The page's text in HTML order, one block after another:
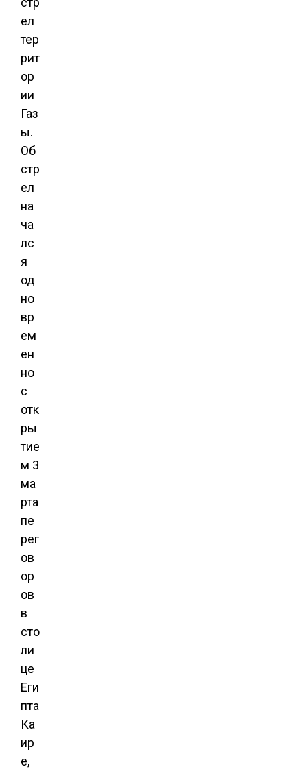
ел
тер
рит
ор
ии
Газ
ы.
Об
стр
ел
на
ча
лс
я
од
но
вр
ем
ен
но
с
отк
ры
тие
м 3
ма
рта
пе
рег
ов
ор
ов
в
сто
ли
це
Еги
пта
Ка
ир
е,